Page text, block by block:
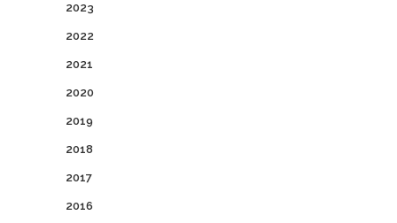
2023
2022
2021
2020
2019
2018
2017
2016